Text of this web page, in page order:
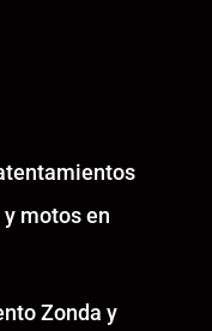
motos en
Zonda y